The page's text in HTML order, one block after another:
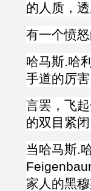
的人质，
有一个愤
哈马斯.哈
手道的厉害
言罢，飞
的双目紧闭
当哈马斯.
家人的黑